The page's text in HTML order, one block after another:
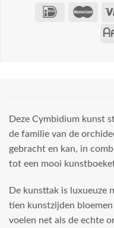
Deze Cymbidium kunst
de familie van de
gebracht en kan, in
tot een mooi
De kunsttak is luxueuze
tien kunstzijden
voelen net als de echte